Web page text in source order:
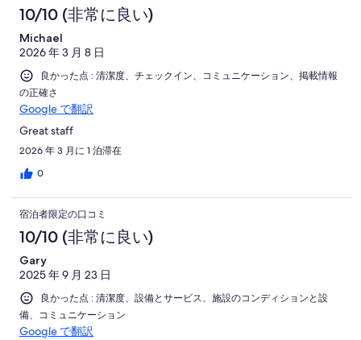
10/10 (非常に良い)
Michael
2026 年 3 月 8 日
良かった点 : 清潔度、チェックイン、コミュニケーション、掲載情報
の正確さ
Google で翻訳
Great staff
2026 年 3 月に 1 泊滞在
0
宿泊者限定の口コミ
10/10 (非常に良い)
Gary
2025 年 9 月 23 日
良かった点 : 清潔度、設備とサービス、施設のコンディションと設
備、コミュニケーション
Google で翻訳